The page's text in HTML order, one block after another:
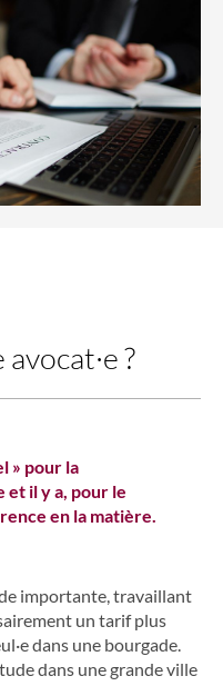
?
» pour la
et il y a, pour le
en la matière.
importante, travaillant
un tarif plus
dans une bourgade.
dans une grande ville